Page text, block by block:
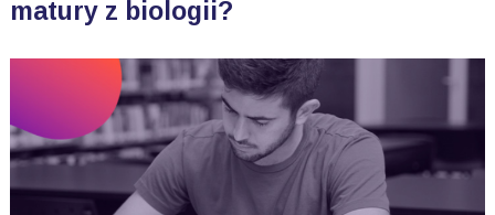
matury z biologii?